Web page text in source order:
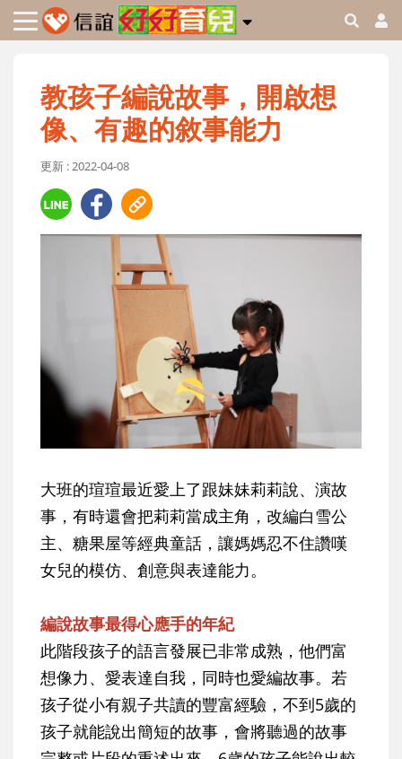
教孩子編說故事，開啟想
像、有趣的敘事能力
更新 : 2022-04-08
大班的瑄瑄最近愛上了跟妹妹莉莉說、演故
事，有時還會把莉莉當成主角，改編白雪公
主、糖果屋等經典童話，讓媽媽忍不住讚嘆
女兒的模仿、創意與表達能力。
編說故事最得心應手的年紀
此階段孩子的語言發展已非常成熟，他們富
想像力、愛表達自我，同時也愛編故事。若
孩子從小有親子共讀的豐富經驗，不到5歲的
孩子就能說出簡短的故事，會將聽過的故事